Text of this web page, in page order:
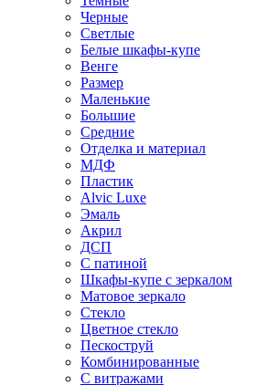
Черные
Светлые
Белые шкафы-купе
Венге
Размер
Маленькие
Большие
Средние
Отделка и материал
МДФ
Пластик
Alvic Luxe
Эмаль
Акрил
ДСП
С патиной
Шкафы-купе с зеркалом
Матовое зеркало
Стекло
Цветное стекло
Пескоструй
Комбинированные
С витражами